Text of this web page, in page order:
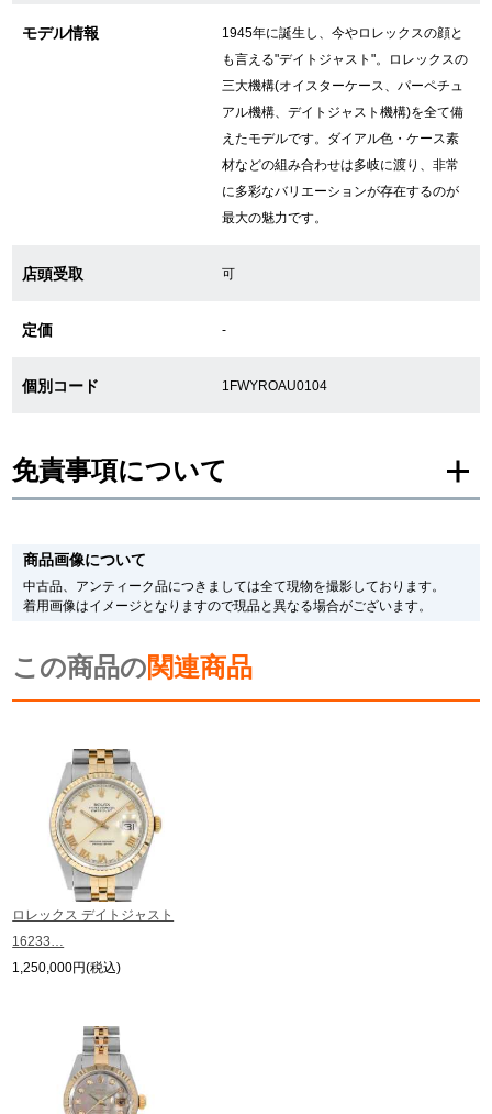
For Overseas Customers
简体中文
한국어
ภาษาไทย
商品画像について
中古品、アンティーク品につきましては全て現物を撮影しております。
着用画像はイメージとなりますので現品と異なる場合がございます。
この商品の関連商品
ロレックス デイトジャスト
16233…
1,250,000円(税込)
モデル情報
1945年に誕生し、今やロレックスの顔と
も言える"デイトジャスト"。ロレックスの
三大機構(オイスターケース、パーペチュ
アル機構、デイトジャスト機構)を全て備
えたモデルです。ダイアル色・ケース素
材などの組み合わせは多岐に渡り、非常
に多彩なバリエーションが存在するのが
最大の魅力です。
店頭受取 可
定価 -
個別コード 1FWYROAU0104
免責事項について
メーカー保護シールの有無に個体差がございますのでご了承下さいませ。
また、メーカーにてマイナーチェンジがなされる場合がございますが、在庫品
の仕様で販売させていただきますので予めご了承の程お願いいたします。
尚、中古品、アンティーク品につきましては現品を撮影しております。
ます。
の掲載を控えております。
※当店では店頭販売も行っております為、サイトでのご注文と店頭処理との時
間差で在庫切れになる場合がございます。
予めご了承くださいませ。
また、ご来店にてご購入を希望される場合にも、事前に在庫の確認をお電話か
メールにてお問い合わせいただけますようお願いいたします。
※アンティーク品やユーズド品の場合、外装および内部機械に代替部品を使用
している場合がございます。
※表示の定価は、入荷時の価格となっております。
現在の定価と異なる場合がございますのでご了承くださいませ。